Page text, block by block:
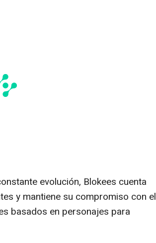
evolución, Blokees cuenta
y mantiene su compromiso con el
basados en personajes para